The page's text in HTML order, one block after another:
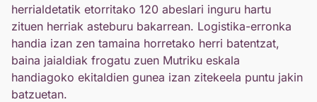
herrialdetatik etorritako 120 abeslari inguru hartu
zituen herriak asteburu bakarrean. Logistika-erronka
handia izan zen tamaina horretako herri batentzat,
baina jaialdiak frogatu zuen Mutriku eskala
handiagoko ekitaldien gunea izan zitekeela puntu jakin
batzuetan.